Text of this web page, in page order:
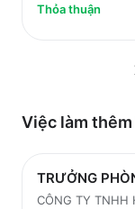
Thỏa thuận
Việc làm
TRƯỞNG
CÔNG TY TNHH